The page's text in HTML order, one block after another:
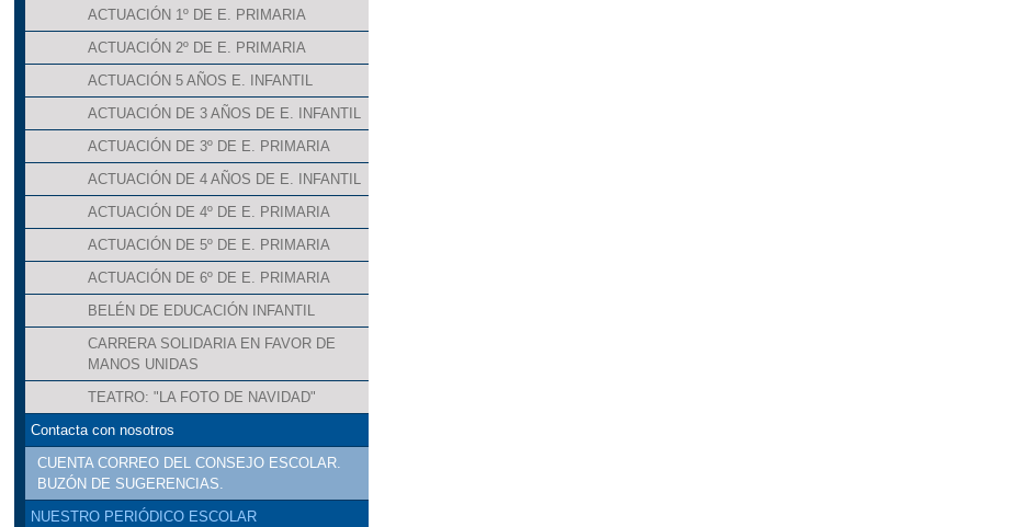
ACTUACIÓN 1º DE E. PRIMARIA
ACTUACIÓN 2º DE E. PRIMARIA
ACTUACIÓN 5 AÑOS E. INFANTIL
ACTUACIÓN DE 3 AÑOS DE E. INFANTIL
ACTUACIÓN DE 3º DE E. PRIMARIA
ACTUACIÓN DE 4 AÑOS DE E. INFANTIL
ACTUACIÓN DE 4º DE E. PRIMARIA
ACTUACIÓN DE 5º DE E. PRIMARIA
ACTUACIÓN DE 6º DE E. PRIMARIA
BELÉN DE EDUCACIÓN INFANTIL
CARRERA SOLIDARIA EN FAVOR DE
MANOS UNIDAS
TEATRO: "LA FOTO DE NAVIDAD"
Contacta con nosotros
CUENTA CORREO DEL CONSEJO ESCOLAR.
BUZÓN DE SUGERENCIAS.
NUESTRO PERIÓDICO ESCOLAR